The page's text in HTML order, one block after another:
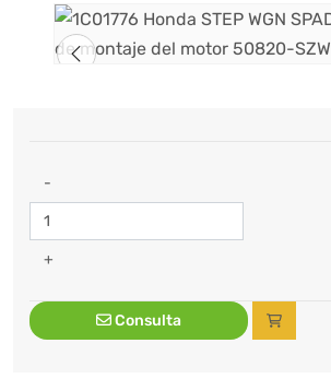
-
+
Consulta